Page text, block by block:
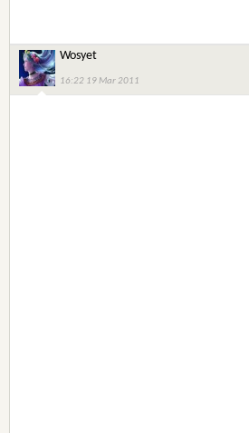
Wosyet
16:22 19 Mar 2011